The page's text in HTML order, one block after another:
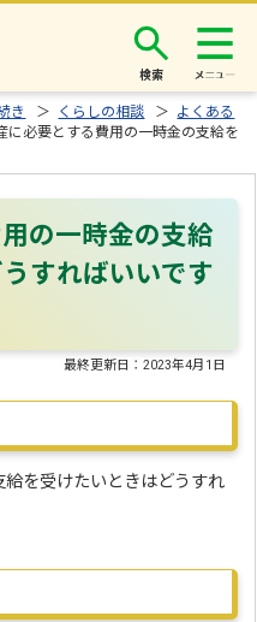
検索
き ＞ くらしの相談 ＞ よくある
に必要とする費用の一時金の支給を
の一時金の支給
すればいいです
最終更新日：2023年4月1日
を受けたいときはどうすれ